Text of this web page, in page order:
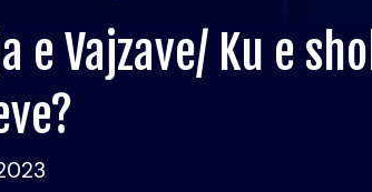
e Vajzave/ Ku e